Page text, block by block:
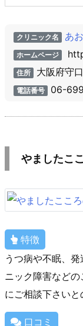
クリニック名 あ
ホームページ
住所 大阪府守
電話番号 06-
やましたこ
特徴
うつ病や不眠、
ニック障害など
にご相談下さいと
口コミ